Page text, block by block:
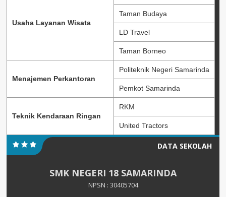
Usaha Layanan Wisata
Taman Budaya
LD Travel
Taman Borneo
Menajemen Perkantoran
Politeknik Negeri Samarinda
Pemkot Samarinda
Teknik Kendaraan Ringan
RKM
United Tractors
DATA SEKOLAH
SMK NEGERI 18 SAMARINDA
NPSN : 30405704